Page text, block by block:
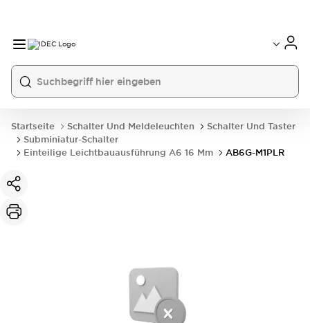
Startseite Schalter Und Meldeleuchten
Schalter Und Taster
Subminiatur-Schalter
Einteilige Leichtbauausführung A6 16 Mm
AB6G-M1PLR